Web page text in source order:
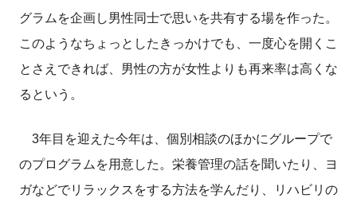
グラムを企画し男性同士で思いを共有する場を作った。
このようなちょっとしたきっかけでも、一度心を開くこ
とさえできれば、男性の方が女性よりも再来率は高くな
るという。
3年目を迎えた今年は、個別相談のほかにグループで
のプログラムを用意した。栄養管理の話を聞いたり、ヨ
ガなどでリラックスをする方法を学んだり、リハビリの